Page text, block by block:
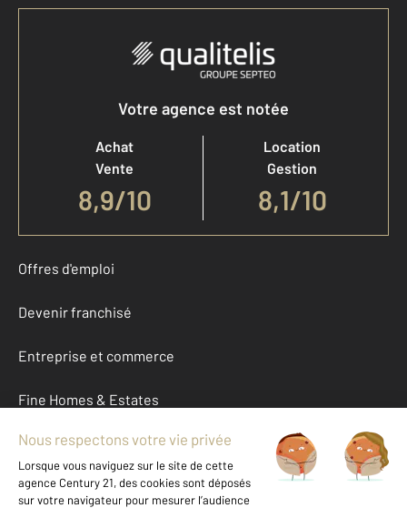
Votre agence est notée
Achat
Vente
8,9/10
Location
Gestion
8,1/10
Offres d'emploi
Devenir franchisé
Entreprise et commerce
Fine Homes & Estates
À propos
International